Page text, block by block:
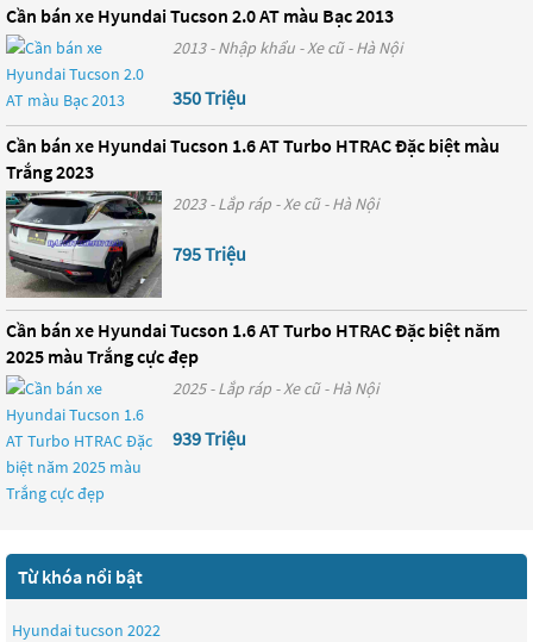
Cần bán xe Hyundai Tucson 2.0 AT màu Bạc 2013
2013 - Nhập khẩu - Xe cũ - Hà Nội
350 Triệu
Cần bán xe Hyundai Tucson 1.6 AT Turbo HTRAC Đặc biệt màu
Trắng 2023
2023 - Lắp ráp - Xe cũ - Hà Nội
795 Triệu
Cần bán xe Hyundai Tucson 1.6 AT Turbo HTRAC Đặc biệt năm
2025 màu Trắng cực đẹp
2025 - Lắp ráp - Xe cũ - Hà Nội
939 Triệu
Từ khóa nổi bật
Hyundai tucson 2022